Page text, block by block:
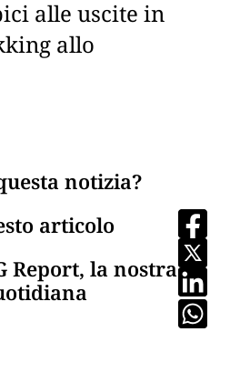
alle uscite in
allo
notizia?
articolo
Report, la nostra